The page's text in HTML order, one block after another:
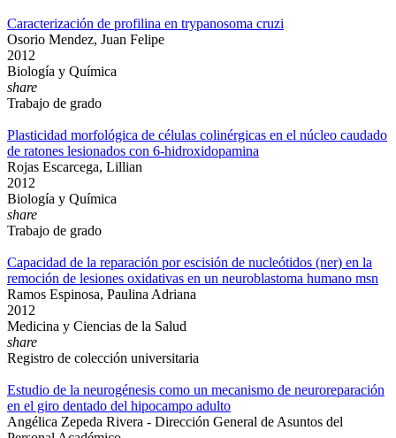
Caracterización de profilina en trypanosoma cruzi
Osorio Mendez, Juan Felipe
2012
Biología y Química
share
Trabajo de grado
Plasticidad morfológica de células colinérgicas en el núcleo caudado
de ratones lesionados con 6-hidroxidopamina
Rojas Escarcega, Lillian
2012
Biología y Química
share
Trabajo de grado
Capacidad de la reparación por escisión de nucleótidos (ner) en la
remoción de lesiones oxidativas en un neuroblastoma humano msn
Ramos Espinosa, Paulina Adriana
2012
Medicina y Ciencias de la Salud
share
Registro de colección universitaria
Estudio de la neurogénesis como un mecanismo de neuroreparación
en el giro dentado del hipocampo adulto
Angélica Zepeda Rivera - Dirección General de Asuntos del